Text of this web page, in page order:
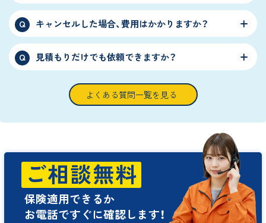
Q キャンセルした場合、費用はかかりますか？
Q 見積もりだけでも依頼できますか？
よくある質問一覧を見る
ご相談無料
保険適用できるか
お電話ですぐに確認します！